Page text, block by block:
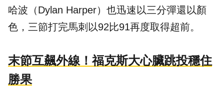
哈波（Dylan Harper）也迅速以三分彈還以顏
色，三節打完馬刺以92比91再度取得超前。
末節互飆外線！福克斯大心臟跳投穩住
勝果